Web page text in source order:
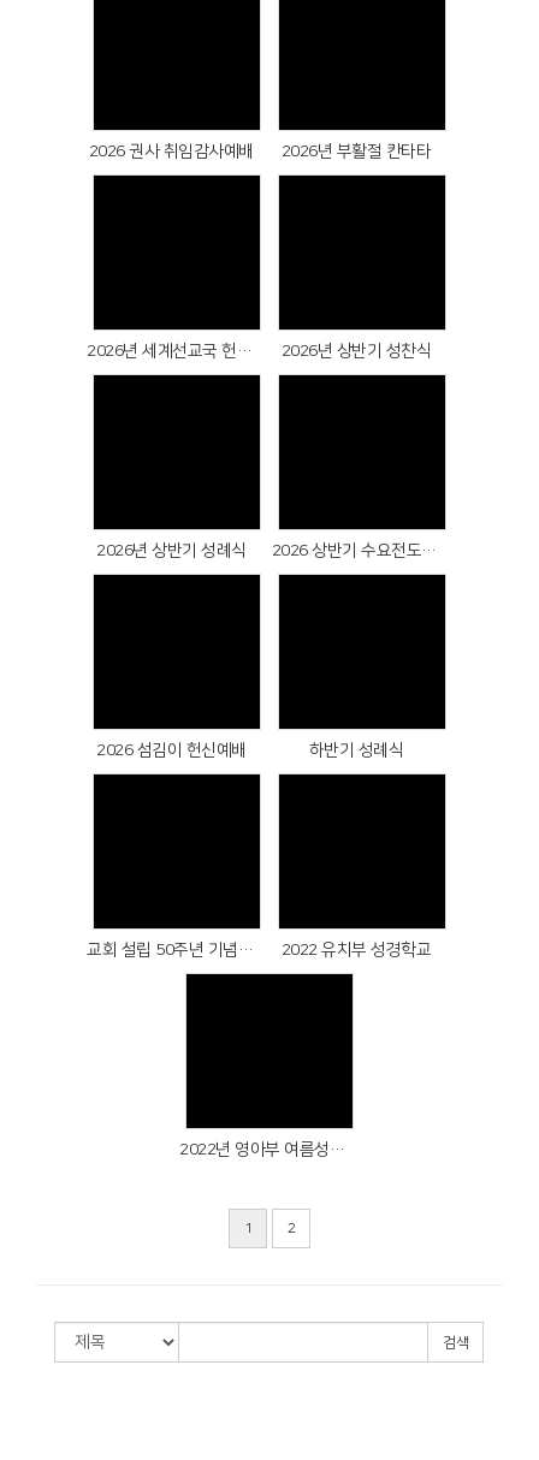
2026 권사 취임감사예배 2026년 부활절 칸타타
2026년 세계선교국 헌신예배 2026년 상반기 성찬식
2026년 상반기 성례식 2026 상반기 수요전도대 개강
2026 섬김이 헌신예배 하반기 성례식
교회 설립 50주년 기념 찬양율동대회 2022 유치부 성경학교
2022년 영아부 여름성경학교
1 2
검색